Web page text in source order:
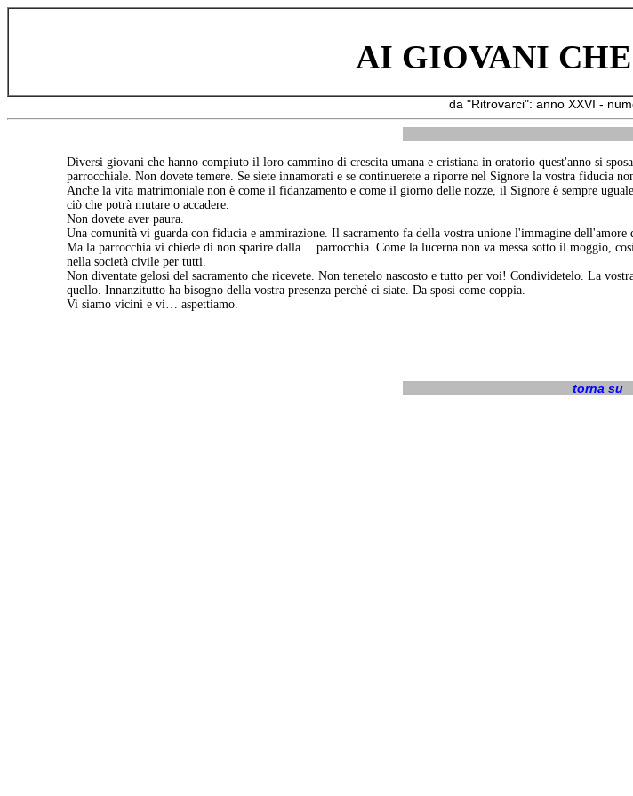
AI GIOVANI CHE
da "Ritrovarci": anno XXVI -
Diversi giovani che hanno compiuto il loro cammino di crescita umana e cristiana in oratorio quest'anno si
parrocchiale. Non dovete temere. Se siete innamorati e se continuerete a riporre nel Signore la vostra fiducia
Anche la vita matrimoniale non è come il fidanzamento e come il giorno delle nozze, il Signore è sempre
ciò che potrà mutare o accadere.
Non dovete aver paura.
Una comunità vi guarda con fiducia e ammirazione. Il sacramento fa della vostra unione l'immagine
Ma la parrocchia vi chiede di non sparire dalla… parrocchia. Come la lucerna non va messa sotto il moggio,
nella società civile per tutti.
Non diventate gelosi del sacramento che ricevete. Non tenetelo nascosto e tutto per voi! Condividetelo. La
quello. Innanzitutto ha bisogno della vostra presenza perché ci siate. Da sposi come coppia.
Vi siamo vicini e vi… aspettiamo.
torna su